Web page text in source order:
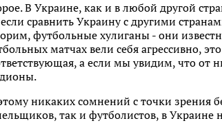
В Украине, как и в любой другой
сравнить Украину с другими
футбольные хулиганы - они
матчах вели себя агрессивно,
а если мы увидим, что от
никаких сомнений с точки зрения
так и футболистов, в Украине